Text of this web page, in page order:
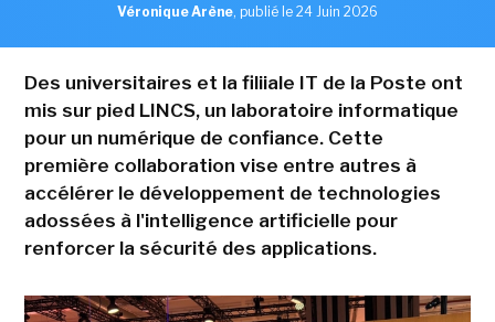
Véronique Arène, publié le 24 Juin 2026
Des universitaires et la filiiale IT de la Poste ont
mis sur pied LINCS, un laboratoire informatique
pour un numérique de confiance. Cette
première collaboration vise entre autres à
accélérer le développement de technologies
adossées à l'intelligence artificielle pour
renforcer la sécurité des applications.